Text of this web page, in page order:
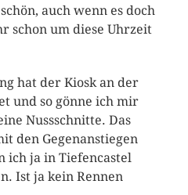
auch wenn es doch
schon um diese Uhrzeit
hat der Kiosk an der
und so gönne ich mir
Nussschnitte. Das
den Gegenanstiegen
ich ja in Tiefencastel
Ist ja kein Rennen